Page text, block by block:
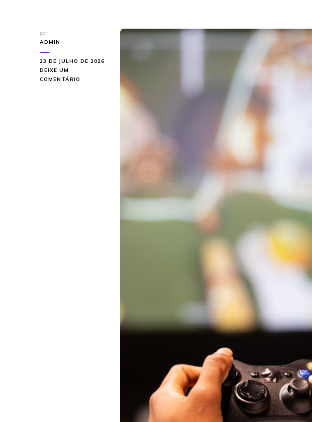
por
ADMIN
23 DE JULHO DE 2026
DEIXE UM
COMENTÁRIO